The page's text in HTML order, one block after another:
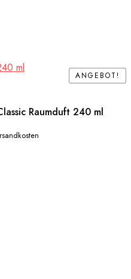
ANGEBOT!
ANGEBOT!
Raumduft 240 ml